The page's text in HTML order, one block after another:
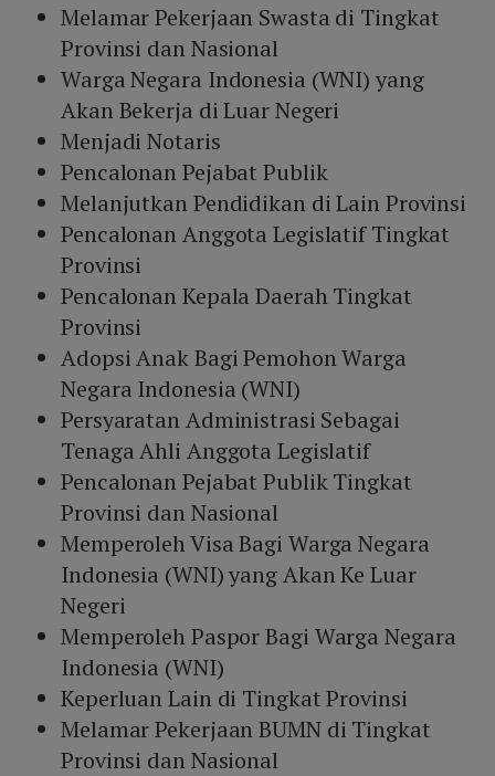
Melamar Pekerjaan Swasta di Tingkat
Provinsi dan Nasional
Warga Negara Indonesia (WNI) yang
Akan Bekerja di Luar Negeri
Menjadi Notaris
Pencalonan Pejabat Publik
Melanjutkan Pendidikan di Lain Provinsi
Pencalonan Anggota Legislatif Tingkat
Provinsi
Pencalonan Kepala Daerah Tingkat
Provinsi
Adopsi Anak Bagi Pemohon Warga
Negara Indonesia (WNI)
Persyaratan Administrasi Sebagai
Tenaga Ahli Anggota Legislatif
Pencalonan Pejabat Publik Tingkat
Provinsi dan Nasional
Memperoleh Visa Bagi Warga Negara
Indonesia (WNI) yang Akan Ke Luar
Negeri
Memperoleh Paspor Bagi Warga Negara
Indonesia (WNI)
Keperluan Lain di Tingkat Provinsi
Melamar Pekerjaan BUMN di Tingkat
Provinsi dan Nasional